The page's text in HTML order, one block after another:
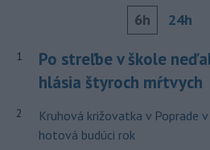
6h 24h
1
Po streľbe v škole
hlásia štyroch mŕtvych
2
Kruhová križovatka v Poprade
hotová budúci rok